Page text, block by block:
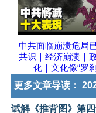
中共面临崩溃危局
共识｜经济崩溃｜
化｜文化像“罗
更多文章导读：
试解《推背图》第